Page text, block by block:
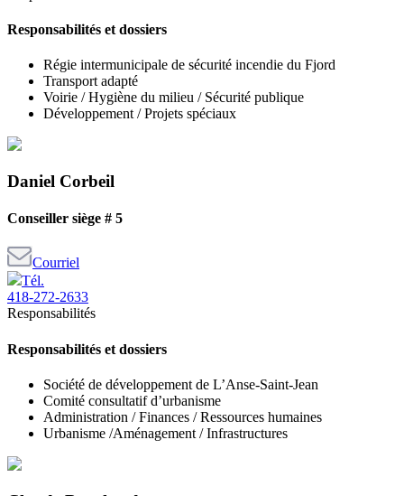
Responsabilités et dossiers
Régie intermunicipale de sécurité incendie du Fjord
Transport adapté
Voirie / Hygiène du milieu / Sécurité publique
Développement / Projets spéciaux
Daniel Corbeil
Conseiller siège # 5
Courriel
Tél.
418-272-2633
Responsabilités
Responsabilités et dossiers
Société de développement de L’Anse-Saint-Jean
Comité consultatif d’urbanisme
Administration / Finances / Ressources humaines
Urbanisme /Aménagement / Infrastructures